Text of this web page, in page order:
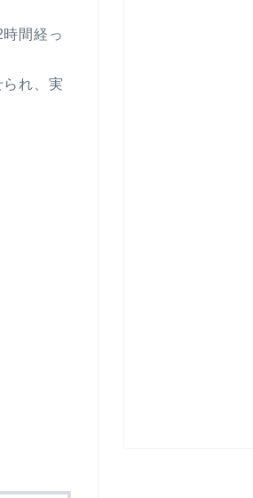
間経っ
れ、実